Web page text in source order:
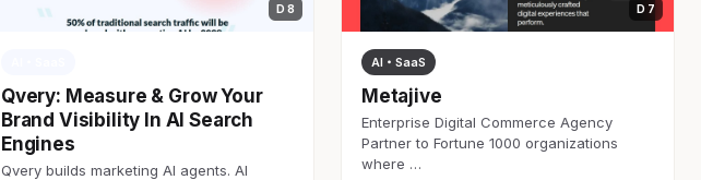
D 8
Qvery: Measure & Grow Your
Brand Visibility In AI Search
Engines
Qvery builds marketing AI agents. AI
D 7
AI・SaaS
Metajive
Enterprise Digital Commerce Agency
Partner to Fortune 1000 organizations
where …